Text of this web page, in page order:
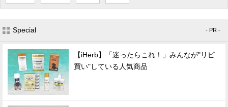
Special - PR -
【iHerb】「迷ったらこれ！」みんなが"リピ
買い"している人気商品